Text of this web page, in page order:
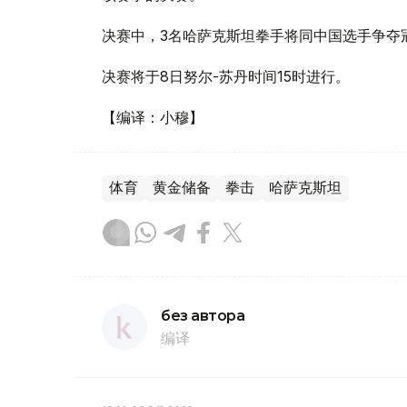
决赛中，3名哈萨克斯坦拳手将同中国选手争夺
决赛将于8日努尔-苏丹时间15时进行。
【编译：小穆】
体育 黄金储备 拳击 哈萨克斯坦
без автора
编译